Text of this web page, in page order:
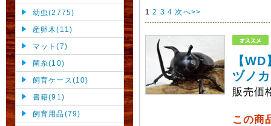
幼虫(2775)
産卵木(11)
マット(7)
菌糸(10)
飼育ケース(10)
書籍(91)
飼育用品(79)
1 2 3 4 次へ>>
【
ヅノ
販売価
この商